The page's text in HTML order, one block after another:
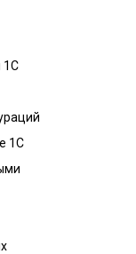
1С
1С